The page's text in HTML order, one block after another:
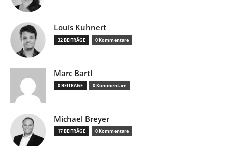
Louis Kuhnert
32 BEITRÄGE 0 Kommentare
Marc Bartl
0 BEITRÄGE 0 Kommentare
Michael Breyer
17 BEITRÄGE 0 Kommentare